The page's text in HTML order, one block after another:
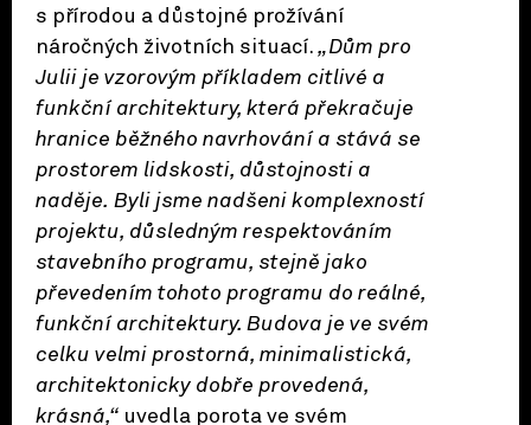
s přírodou a důstojné prožívání
náročných životních situací. „Dům pro
Julii je vzorovým příkladem citlivé a
funkční architektury, která překračuje
hranice běžného navrhování a stává se
prostorem lidskosti, důstojnosti a
naděje. Byli jsme nadšeni komplexností
projektu, důsledným respektováním
stavebního programu, stejně jako
převedením tohoto programu do reálné,
funkční architektury. Budova je ve svém
celku velmi prostorná, minimalistická,
architektonicky dobře provedená,
krásná,“ uvedla porota ve svém